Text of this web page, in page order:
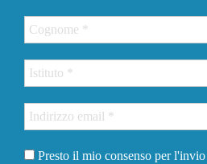
Presto il mio consenso per